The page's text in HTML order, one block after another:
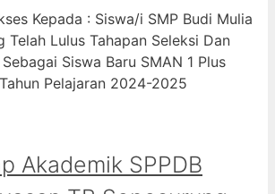
Kepada : Siswa/i SMP Budi Mulia
Telah Lulus Tahapan Seleksi Dan
Siswa Baru SMAN 1 Plus
Pelajaran 2024-2025
Akademik SPPDB